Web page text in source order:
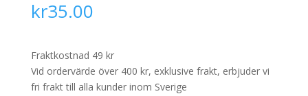
kr35.00
Fraktkostnad 49 kr
Vid ordervärde över 400 kr, exklusive frakt, erbjuder vi
fri frakt till alla kunder inom Sverige